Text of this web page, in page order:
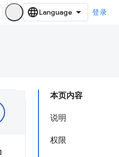
登录
本页内容
说明
权限